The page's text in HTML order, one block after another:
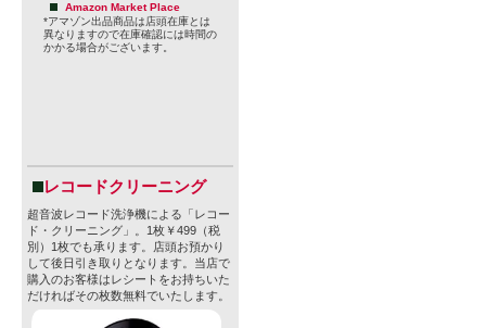
Amazon Market Place
*アマゾン出品商品は店頭在庫とは
異なりますので在庫確認には時間の
かかる場合がございます。
レコードクリーニング
超音波レコード洗浄機による「レコー
ド・クリーニング」。1枚￥499（税
別）1枚でも承ります。店頭お預かり
して後日引き取りとなります。当店で
購入のお客様はレシートをお持ちいた
だければその枚数無料でいたします。